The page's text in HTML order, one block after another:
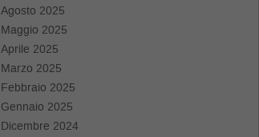
Agosto 2025
Maggio 2025
Aprile 2025
Marzo 2025
Febbraio 2025
Gennaio 2025
Dicembre 2024